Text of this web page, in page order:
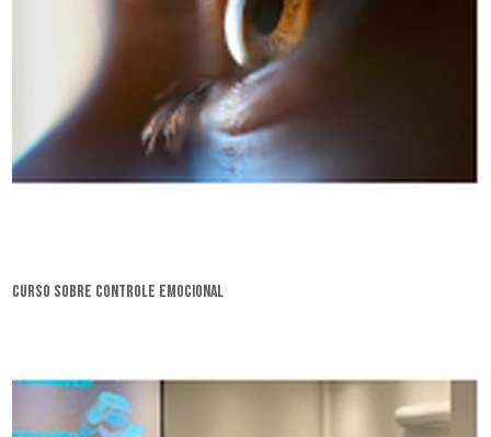
curso sobre controle emocional